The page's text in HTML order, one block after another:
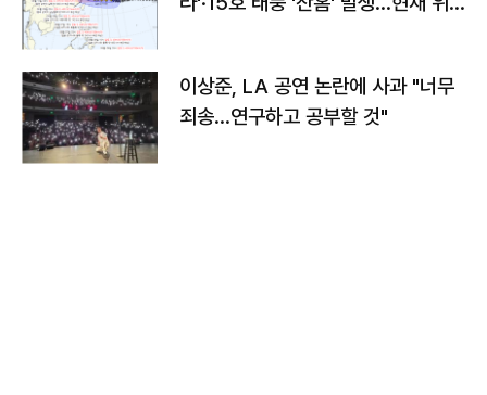
이상준, LA 공연 논란에 사과 "너무
죄송…연구하고 공부할 것"